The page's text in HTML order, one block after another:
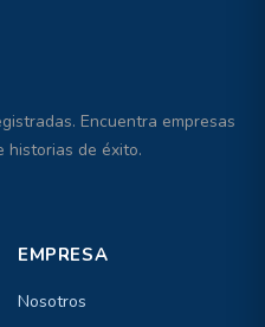
Encuentra empresas
historias de éxito.
EMPRESA
Nosotros